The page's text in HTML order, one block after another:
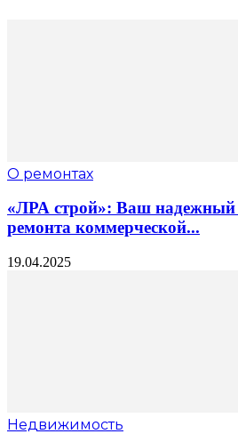
О ремонтах
«ЛРА строй»: Ваш надежный
ремонта коммерческой...
19.04.2025
Недвижимость